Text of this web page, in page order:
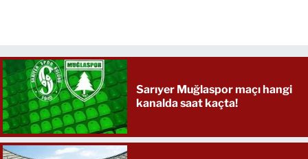
Sarıyer Muğlaspor maçı hangi
kanalda saat kaçta!